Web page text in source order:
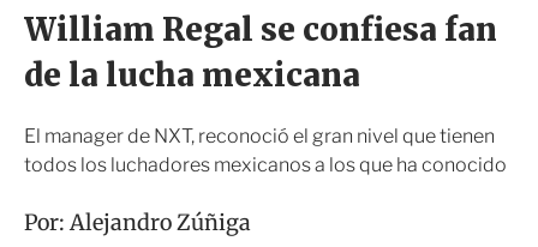
ó
s
i
r
William Regal se confiesa fan
de la lucha mexicana
El manager de NXT, reconoció el gran nivel que tienen
todos los luchadores mexicanos a los que ha conocido
Por:Alejandro Zúñiga